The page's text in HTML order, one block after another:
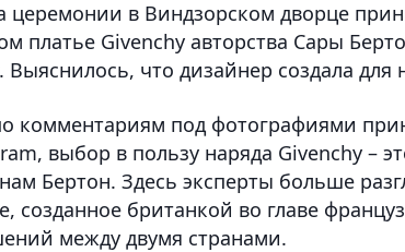
церемонии в Виндзорском дворце
платье Givenchy авторства Сары
Выяснилось, что дизайнер создала для
комментариям под фотографиями
выбор в пользу наряда Givenchy –
Бертон. Здесь эксперты больше
созданное британкой во главе
между двумя странами.